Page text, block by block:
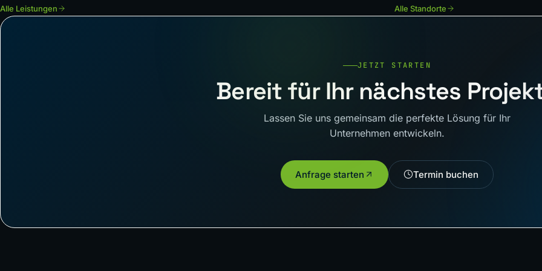
Alle Leistungen Alle Standorte
JETZT STARTEN
Bereit für Ihr nächstes
Lassen Sie uns gemeinsam die perfekte Lösung für Ihr
Unternehmen entwickeln.
Anfrage starten Termin buchen